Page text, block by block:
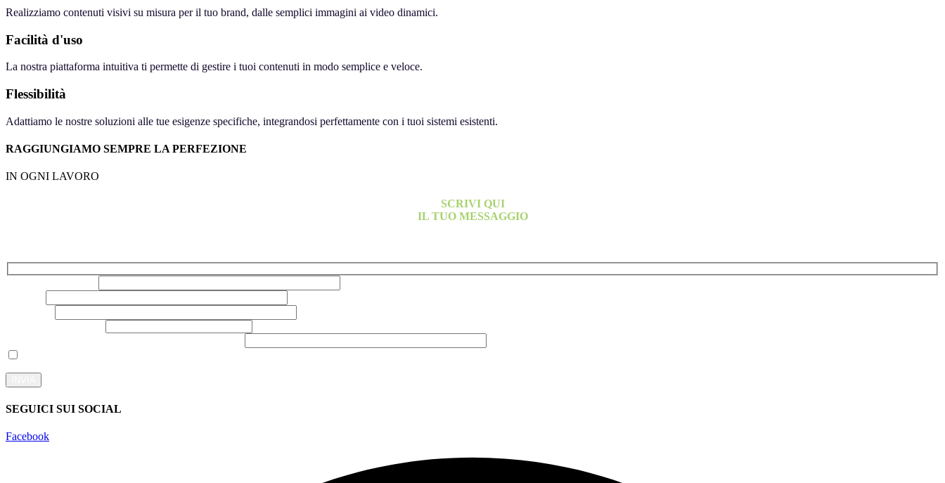
Realizziamo contenuti visivi su misura per il tuo brand, dalle semplici immagini ai video dinamici.
Facilità d'uso
La nostra piattaforma intuitiva ti permette di gestire i tuoi contenuti in modo semplice e veloce.
Flessibilità
Adattiamo le nostre soluzioni alle tue esigenze specifiche, integrandosi perfettamente con i tuoi sistemi esistenti.
RAGGIUNGIAMO SEMPRE LA PERFEZIONE
IN OGNI LAVORO
SCRIVI QUI
IL TUO MESSAGGIO
SEGUICI SUI SOCIAL
Facebook